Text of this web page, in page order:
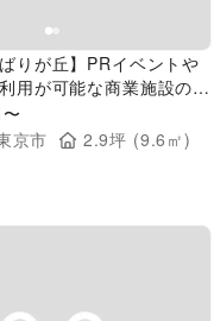
りが丘】PRイベントや
用が可能な商業施設の屋
京市 2.9坪 (9.6 ㎡)